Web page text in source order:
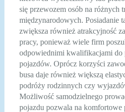
się przewozem osób na różnych
międzynarodowych. Posiadanie
zwiększa również atrakcyjność
pracy, ponieważ wiele firm
odpowiednimi kwalifikacjami do
pojazdów. Oprócz korzyści
busa daje również większą
podróży rodzinnych czy
Możliwość samodzielnego
pojazdu pozwala na komfortowe